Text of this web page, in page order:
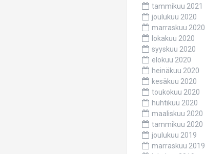
tammikuu 2021
joulukuu 2020
marraskuu 2020
lokakuu 2020
syyskuu 2020
elokuu 2020
heinäkuu 2020
kesäkuu 2020
toukokuu 2020
huhtikuu 2020
maaliskuu 2020
tammikuu 2020
joulukuu 2019
marraskuu 2019